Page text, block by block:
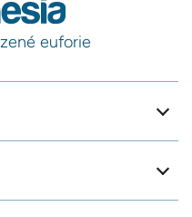
euforie